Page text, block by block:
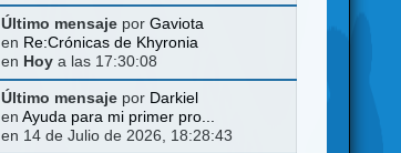
Último mensajepor Gaviota
en Re:Crónicas de Khyronia
en Hoya las 17:30:08
Último mensajepor Darkiel
en Ayuda para mi primer pro...
en 14 de Julio de 2026, 18:28:43